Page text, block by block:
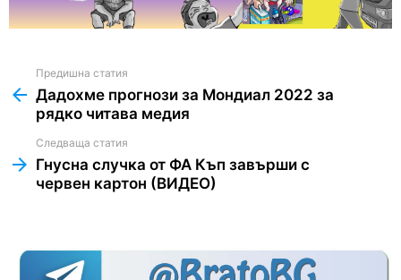
more
Предишна статия
Дадохме прогнози за Мондиал 2022 за
рядко читава медия
Следваща статия
Гнусна случка от ФА Къп завърши с
червен картон (ВИДЕО)